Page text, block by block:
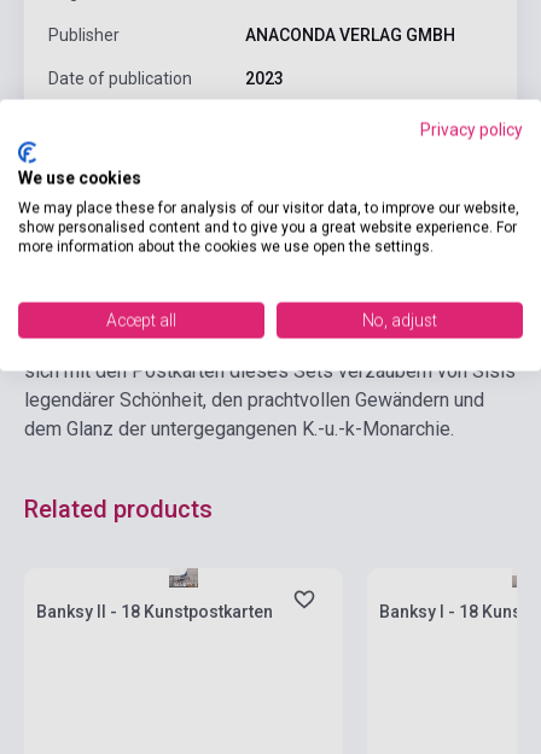
Publisher ANACONDA VERLAG GMBH
Date of publication 2023
Detailed description Related links Reviews
50er Jahren wurde Sisi, Kaiserin Elisabeth von Österreich
(1837-1898), zur Ikone und ist es bis heute. Lassen Sie
sich mit den Postkarten dieses Sets verzaubern von Sisis
legendärer Schönheit, den prachtvollen Gewändern und
dem Glanz der untergegangenen K.-u.-k-Monarchie.
Related products
Banksy II - 18 Kunstpostkarten Banksy I - 18
Privacy policy
We use cookies
We may place these for analysis of our visitor data, to improve our website,
show personalised content and to give you a great website experience. For
more information about the cookies we use open the settings.
Accept all No, adjust